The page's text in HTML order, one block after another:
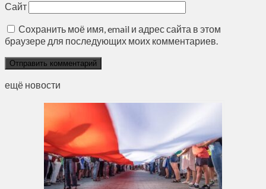
Сайт
Сохранить моё имя, email и адрес сайта в этом
браузере для последующих моих комментариев.
ещё новости